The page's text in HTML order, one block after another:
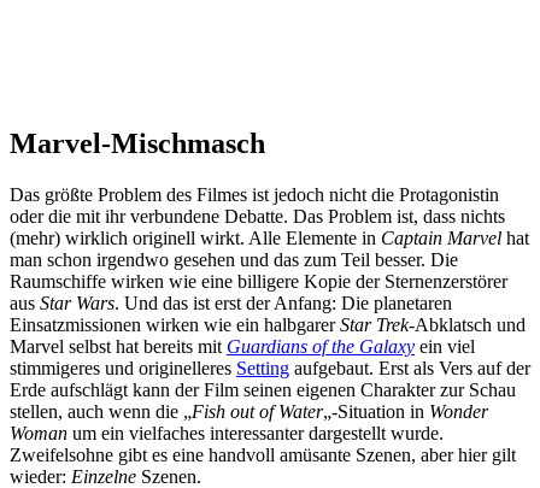
Marvel-Mischmasch
Das größte Problem des Filmes ist jedoch nicht die Protagonistin
oder die mit ihr verbundene Debatte. Das Problem ist, dass nichts
(mehr) wirklich originell wirkt. Alle Elemente in Captain Marvel hat
man schon irgendwo gesehen und das zum Teil besser. Die
Raumschiffe wirken wie eine billigere Kopie der Sternenzerstörer
aus Star Wars. Und das ist erst der Anfang: Die planetaren
Einsatzmissionen wirken wie ein halbgarerStar Trek-Abklatsch und
Marvel selbst hat bereits mit Guardians of the Galaxy ein viel
stimmigeres und originelleres Setting aufgebaut. Erst als Vers auf der
Erde aufschlägt kann der Film seinen eigenen Charakter zur Schau
stellen, auch wenn die „Fish out of Water„-Situation in Wonder
Woman um ein vielfaches interessanter dargestellt wurde.
Zweifelsohne gibt es eine handvoll amüsante Szenen, aber hier gilt
wieder: Einzelne Szenen.